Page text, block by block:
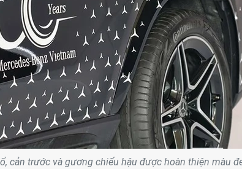
cản trước và gương chiếu hậu được hoàn thiện màu